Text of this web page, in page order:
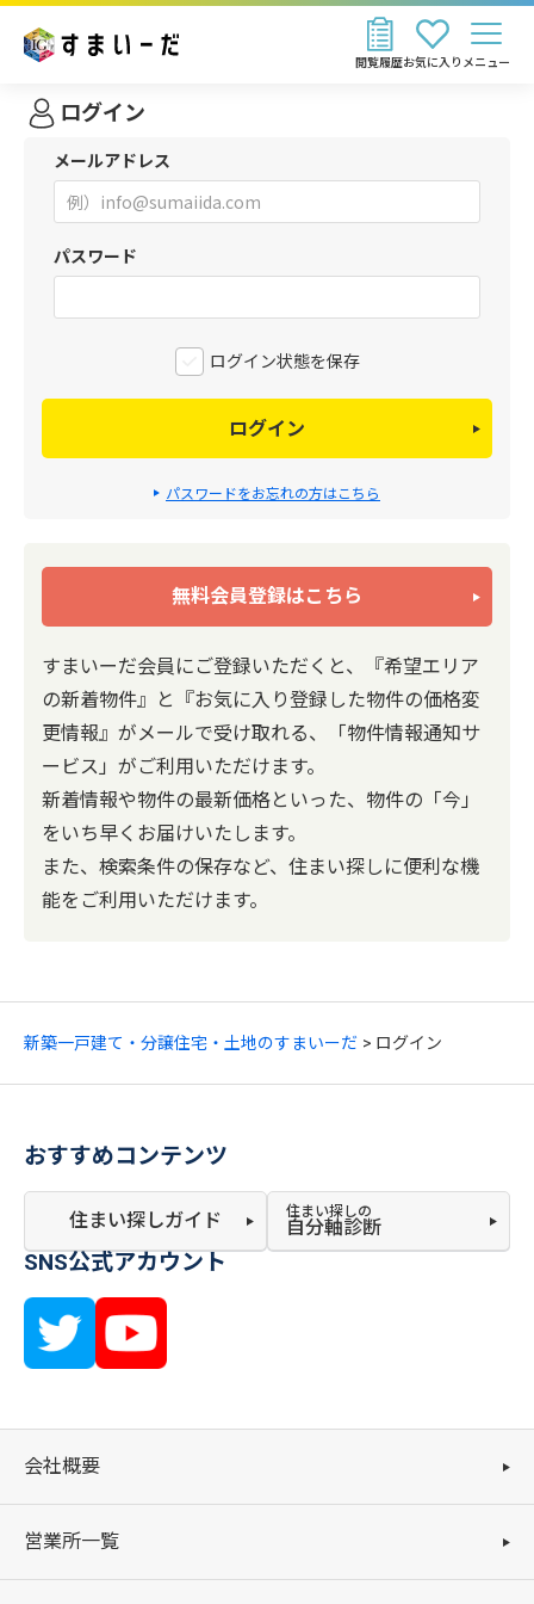
お気に入り
閲覧履歴 メニュー
新築一戸建て・分譲住宅・土地のすまいーだ ログイン
ログイン
メールアドレス
パスワード
ログイン状態を保存
ログイン
パスワードをお忘れの方はこちら
無料会員登録はこちら
すまいーだ会員にご登録いただくと、『希望エリア
の新着物件』と『お気に入り登録した物件の価格変
更情報』がメールで受け取れる、「物件情報通知サ
ービス」がご利用いただけます。
新着情報や物件の最新価格といった、物件の「今」
をいち早くお届けいたします。
また、検索条件の保存など、住まい探しに便利な機
能をご利用いただけます。
おすすめコンテンツ
住まい探しガイド 住まい探しの
自分軸診断
SNS公式アカウント
会社概要
営業所一覧